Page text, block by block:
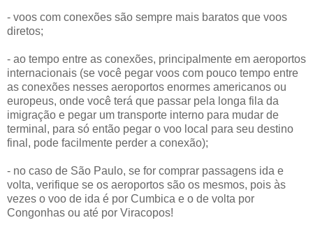
- voos com conexões são sempre mais baratos que voos
diretos;
- ao tempo entre as conexões, principalmente em aeroportos
internacionais (se você pegar voos com pouco tempo entre
as conexões nesses aeroportos enormes americanos ou
europeus, onde você terá que passar pela longa fila da
imigração e pegar um transporte interno para mudar de
terminal, para só então pegar o voo local para seu destino
final, pode facilmente perder a conexão);
- no caso de São Paulo, se for comprar passagens ida e
volta, verifique se os aeroportos são os mesmos, pois às
vezes o voo de ida é por Cumbica e o de volta por
Congonhas ou até por Viracopos!